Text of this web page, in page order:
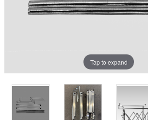
Tap to expand